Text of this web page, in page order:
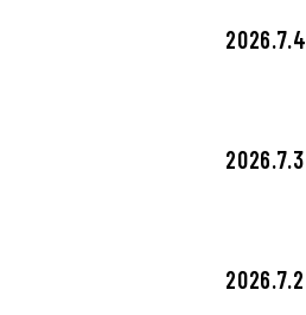
2026.7.4
2026.7.3
2026.7.2